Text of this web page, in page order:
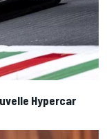
Hypercar